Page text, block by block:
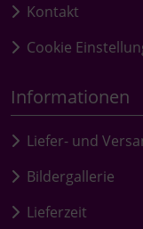
Kontakt
Cookie
Informationen
Liefer- und
Bildergallerie
Lieferzeit